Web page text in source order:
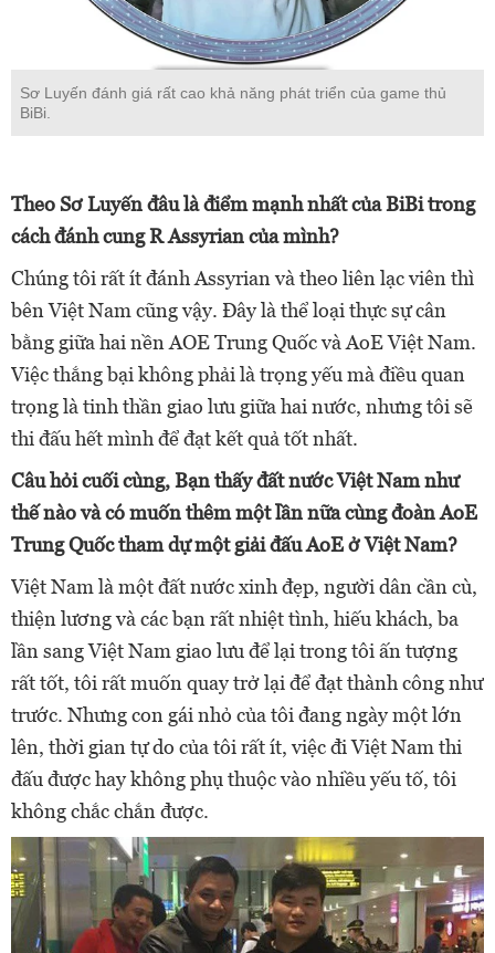
Sơ Luyến đánh giá rất cao khả năng phát triển của game thủ
BiBi.
Theo Sơ Luyến đâu là điểm mạnh nhất của BiBi trong
cách đánh cung R Assyrian của mình?
Chúng tôi rất ít đánh Assyrian và theo liên lạc viên thì
bên Việt Nam cũng vậy. Đây là thể loại thực sự cân
bằng giữa hai nền AOE Trung Quốc và AoE Việt Nam.
Việc thắng bại không phải là trọng yếu mà điều quan
trọng là tinh thần giao lưu giữa hai nước, nhưng tôi sẽ
thi đấu hết mình để đạt kết quả tốt nhất.
Câu hỏi cuối cùng, Bạn thấy đất nước Việt Nam như
thế nào và có muốn thêm một lần nữa cùng đoàn AoE
Trung Quốc tham dự một giải đấu AoE ở Việt Nam?
Việt Nam là một đất nước xinh đẹp, người dân cần cù,
thiện lương và các bạn rất nhiệt tình, hiếu khách, ba
lần sang Việt Nam giao lưu để lại trong tôi ấn tượng
rất tốt, tôi rất muốn quay trở lại để đạt thành công như
trước. Nhưng con gái nhỏ của tôi đang ngày một lớn
lên, thời gian tự do của tôi rất ít, việc đi Việt Nam thi
đấu được hay không phụ thuộc vào nhiều yếu tố, tôi
không chắc chắn được.